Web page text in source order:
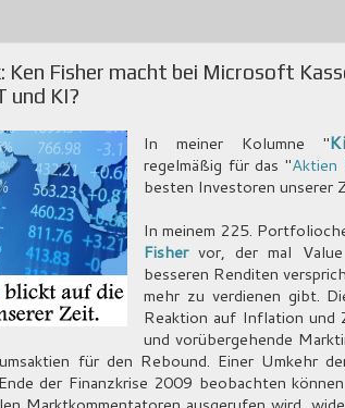
Ken Fisher macht bei Microsoft
und KI?
In meiner Kolumne "
regelmäßig für das "Aktien
besten Investoren unserer
In meinem 225.
Fishervor, der mal
besseren Renditen
mehr zu verdienen gibt.
Reaktion auf Inflation und
und vorübergehende
für den Rebound. Einer Umkehr
der Finanzkrise 2009 beobachten